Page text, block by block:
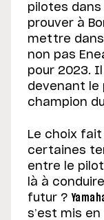
pilotes dans
prouver à
mettre dans
non pas
pour 2023.
devenant le
champion
Le choix
certaines
entre le
là à
futur ?
s’est mis